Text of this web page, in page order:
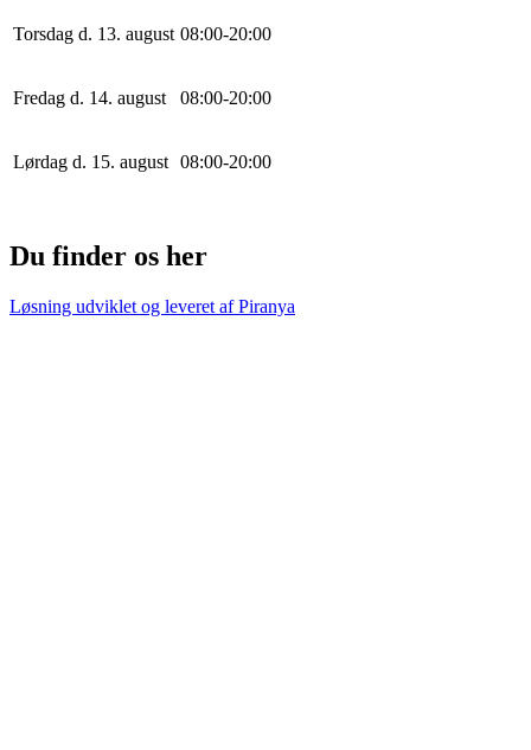
Torsdag d. 13. august 08:00-20:00
Fredag d. 14. august 08:00-20:00
Lørdag d. 15. august 08:00-20:00
Du finder os her
Løsning udviklet og leveret afPiranya